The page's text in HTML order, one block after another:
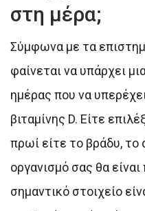
στη μέρα;
Σύμφωνα με τα
φαίνεται να υπάρχει
ημέρας που να
βιταμίνης D. Είτε
πρωί είτε το βράδυ, το
οργανισμό σας θα
σημαντικό στοιχείο